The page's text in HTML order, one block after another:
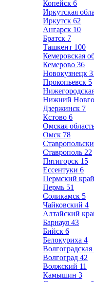
Копейск 6
Иркутская
Иркутск 62
Ангарск 10
Братск 7
Ташкент 100
Кемеровская
Кемерово 36
Новокузнецк
Прокопьевск 5
Нижний
Дзержинск 7
Кстово 6
Омская
Омск 78
Ставрополь 22
Пятигорск 15
Ессентуки 6
Пермский край
Пермь 51
Соликамск 5
Чайковский 4
Алтайский
Барнаул 43
Бийск 6
Белокуриха 4
Волгоградская
Волгоград 42
Волжский 11
Камышин 3